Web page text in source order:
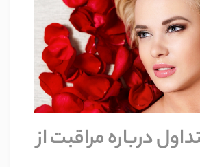
درباره مراقبت از